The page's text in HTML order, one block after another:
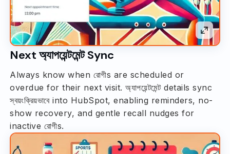
Next অ্যাপয়েন্টমেন্ট Sync
Always know when রোগীs are scheduled or
overdue for their next visit. অ্যাপয়েন্টমেন্ট details sync
স্বয়ংক্রিয়ভাবে into HubSpot, enabling reminders, no-
show recovery, and gentle recall nudges for
inactive রোগীs.